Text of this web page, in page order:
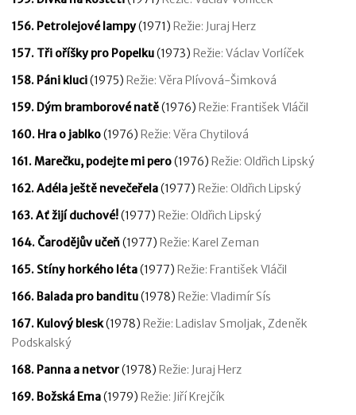
156. Petrolejové lampy(1971) Režie: Juraj Herz
157. Tři oříšky pro Popelku(1973) Režie: Václav Vorlíček
158. Páni kluci(1975) Režie: Věra Plívová-Šimková
159. Dým bramborové natě(1976) Režie: František Vláčil
160. Hra o jablko(1976) Režie: Věra Chytilová
161. Marečku, podejte mi pero(1976) Režie: Oldřich Lipský
162. Adéla ještě nevečeřela(1977) Režie: Oldřich Lipský
163. Ať žijí duchové!(1977) Režie: Oldřich Lipský
164. Čarodějův učeň(1977) Režie: Karel Zeman
165. Stíny horkého léta(1977) Režie: František Vláčil
166. Balada pro banditu(1978) Režie: Vladimír Sís
167. Kulový blesk(1978) Režie: Ladislav Smoljak, Zdeněk
Podskalský
168. Panna a netvor(1978) Režie: Juraj Herz
169. Božská Ema(1979) Režie: Jiří Krejčík